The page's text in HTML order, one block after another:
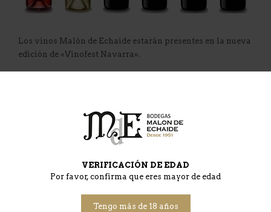
VERIFICACIÓN DE EDAD
Por favor, confirma que eres mayor de edad
Tengo más de 18 años
Los vinos Malón de Echaide estarán presentes en la nueva
edición de «Vinofest Navarra».
Allí habrá visitas guiadas con un sumiller profesional de
una hora de duración apuntándote en el mismo mostrador.
Como novedad, el sábado por la mañana tendrá lugar el
LUDOVINO, una novedosa propuesta para disfrutar